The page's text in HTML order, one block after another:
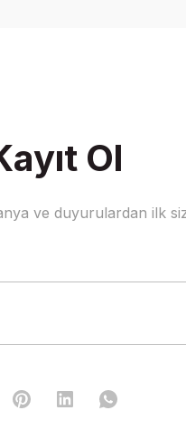
Ol
ve duyurulardan ilk